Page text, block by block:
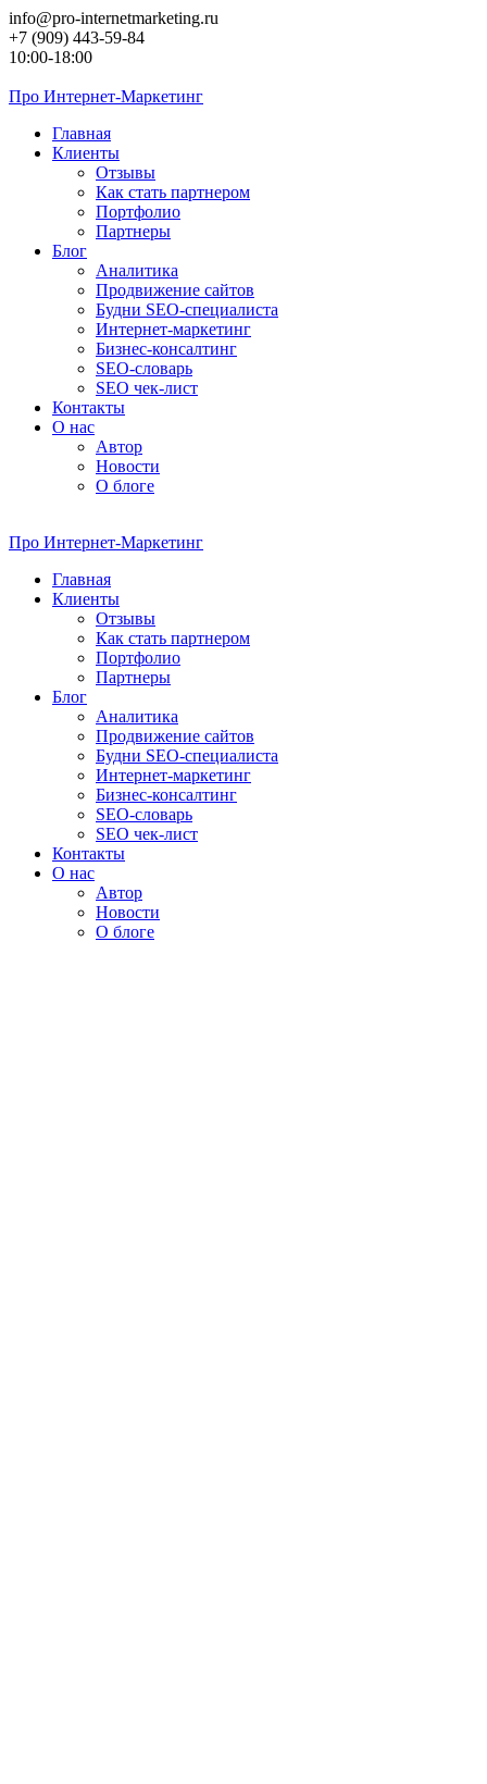
Перейти
к
контенту
info@pro-internetmarketing.ru
+7 (909) 443-59-84
10:00-18:00
Про Интернет-Маркетинг
Главная
Клиенты
Отзывы
Как стать партнером
Портфолио
Партнеры
Блог
Аналитика
Продвижение сайтов
Будни SEO-специалиста
Интернет-маркетинг
Бизнес-консалтинг
SEO-словарь
SEO чек-лист
Контакты
О нас
Автор
Новости
О блоге
Про Интернет-Маркетинг
Главная
Клиенты
Отзывы
Как стать партнером
Портфолио
Партнеры
Блог
Аналитика
Продвижение сайтов
Будни SEO-специалиста
Интернет-маркетинг
Бизнес-консалтинг
SEO-словарь
SEO чек-лист
Контакты
О нас
Автор
Новости
О блоге